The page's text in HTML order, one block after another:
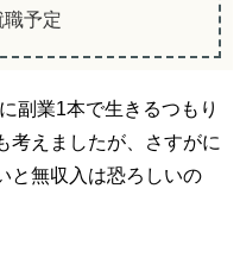
職予定
副業1本で生きるつもり
考えましたが、さすがに
と無収入は恐ろしいの